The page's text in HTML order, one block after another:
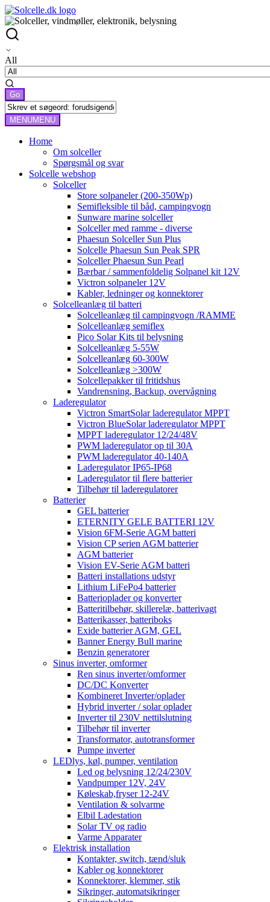
All
MENUMENU
Home
Om solceller
Spørgsmål og svar
Solcelle webshop
Solceller
Store solpaneler (200-350Wp)
Semifleksible til båd, campingvogn
Sunware marine solceller
Solceller med ramme - diverse
Phaesun Solceller Sun Plus
Solcelle Phaesun Sun Peak SPR
Solceller Phaesun Sun Pearl
Bærbar / sammenfoldelig Solpanel kit 12V
Victron solpaneler 12V
Kabler, ledninger og konnektorer
Solcelleanlæg til batteri
Solcelleanlæg til campingvogn /RAMME
Solcelleanlæg semiflex
Pico Solar Kits til belysning
Solcelleanlæg 5-55W
Solcelleanlæg 60-300W
Solcelleanlæg >300W
Solcellepakker til fritidshus
Vandrensning, Backup, overvågning
Laderegulator
Victron SmartSolar laderegulator MPPT
Victron BlueSolar laderegulator MPPT
MPPT laderegulator 12/24/48V
PWM laderegulator op til 30A
PWM laderegulator 40-140A
Laderegulator IP65-IP68
Laderegulator til flere batterier
Tilbehør til laderegulatorer
Batterier
GEL batterier
ETERNITY GELE BATTERI 12V
Vision 6FM-Serie AGM batteri
Vision CP serien AGM batterier
AGM batterier
Vision EV-Serie AGM batteri
Batteri installations udstyr
Lithium LiFePo4 batterier
Batterioplader og konverter
Batteritilbehør, skillerelæ, batterivagt
Batterikasser, batteriboks
Exide batterier AGM, GEL
Banner Energy Bull marine
Benzin generatorer
Sinus inverter, omformer
Ren sinus inverter/omformer
DC/DC Konverter
Kombineret Inverter/oplader
Hybrid inverter / solar oplader
Inverter til 230V nettilslutning
Tilbehør til inverter
Transformator, autotransformer
Pumpe inverter
LEDlys, køl, pumper, ventilation
Led og belysning 12/24/230V
Vandpumper 12V, 24V
Køleskab,fryser 12-24V
Ventilation & solvarme
Elbil Ladestation
Solar TV og radio
Varme Apparater
Elektrisk installation
Kontakter, switch, tænd/sluk
Kabler og konnektorer
Konnektorer, klemmer, stik
Sikringer, automatsikringer